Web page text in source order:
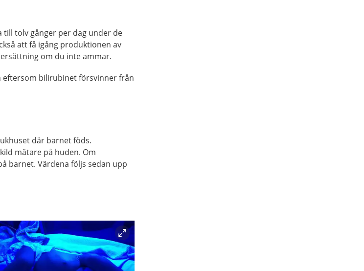
tolv gånger per dag under de
att få igång produktionen av
om du inte ammar.
eftersom bilirubinet försvinner från
där barnet föds.
mätare på huden. Om
barnet. Värdena följs sedan upp